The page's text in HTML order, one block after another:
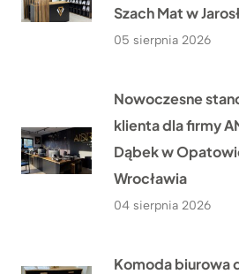
Szach Mat w
05 sierpnia 2026
Nowoczesne
klienta dla firmy
Dąbek w
Wrocławia
04 sierpnia 2026
Komoda biurowa